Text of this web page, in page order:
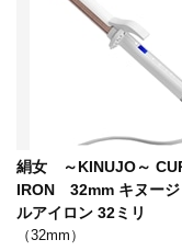
絹女 ～KINUJO～
IRON 32mm キヌージ
ルアイロン 32ミリ
（32mm）